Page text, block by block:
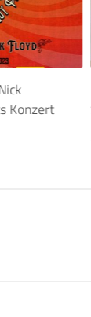
Konzert